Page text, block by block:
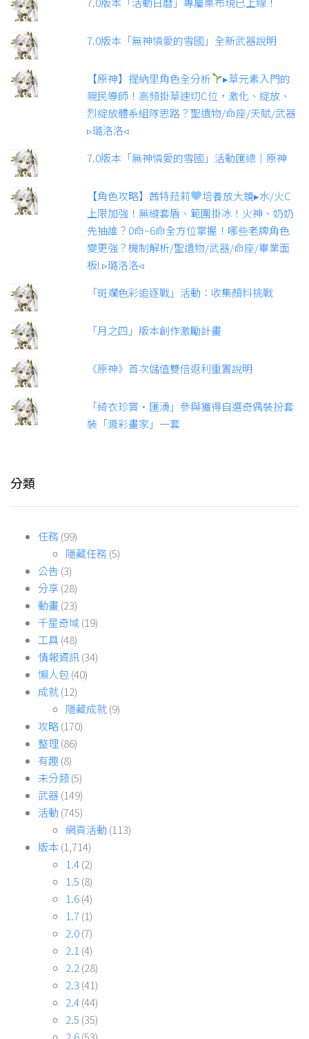
7.0版本「無神憐愛的雪國」全新武器說明
【原神】提納里角色全分析
▸草元素入門的
親民導師！高頻掛草速切C位，激化、綻放、
烈綻放體系組隊思路？聖遺物/命座/天賦/武器
▹璐洛洛◃
7.0版本「無神憐愛的雪國」活動匯總｜原神
【角色攻略】茜特菈莉
培養放大鏡▸水/火C
上限加強！無縫套盾、範圍掛冰！火神、奶奶
先抽誰？0命~6命全方位掌握！哪些老牌角色
變更強？機制解析/聖遺物/武器/命座/畢業面
板! ▹璐洛洛◃
「斑斕色彩追逐戰」活動：收集顏料挑戰
「月之四」版本創作激勵計畫
《原神》首次儲值雙倍返利重置說明
「綺衣珍賞·匯湧」參與獲得自選奇偶裝扮套
裝「濺彩畫家」一套
分類
任務 (99)
隱藏任務 (5)
公告 (3)
分享(28)
動畫(23)
千星奇域 (19)
工具(48)
情報資訊(34)
懶人包(40)
成就(12)
隱藏成就(9)
攻略(170)
整理(86)
有趣(8)
未分類(5)
武器(149)
活動 (745)
網頁活動 (113)
版本 (1,714)
1.4(2)
1.5 (8)
1.6(4)
1.7 (1)
2.0(7)
2.1 (4)
2.2 (28)
2.3 (41)
2.4(44)
2.5 (35)